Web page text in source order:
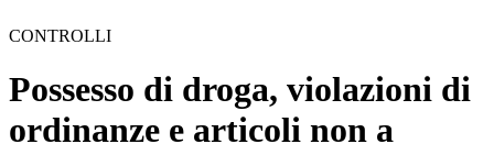
CONTROLLI
Possesso di droga, violazioni di
ordinanze e articoli non a